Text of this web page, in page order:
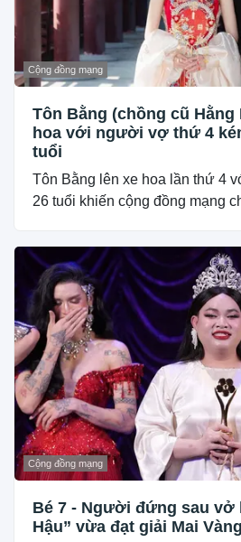
Cộng đồng mạng
Tôn Bằng (chồng cũ Hằng
hoa với người vợ thứ 4
tuổi
Tôn Bằng lên xe hoa lần thứ 4
26 tuổi khiến cộng đồng mạng
Cộng đồng mạng
Bé 7 - Người đứng sau vở
Hậu” vừa đạt giải Mai